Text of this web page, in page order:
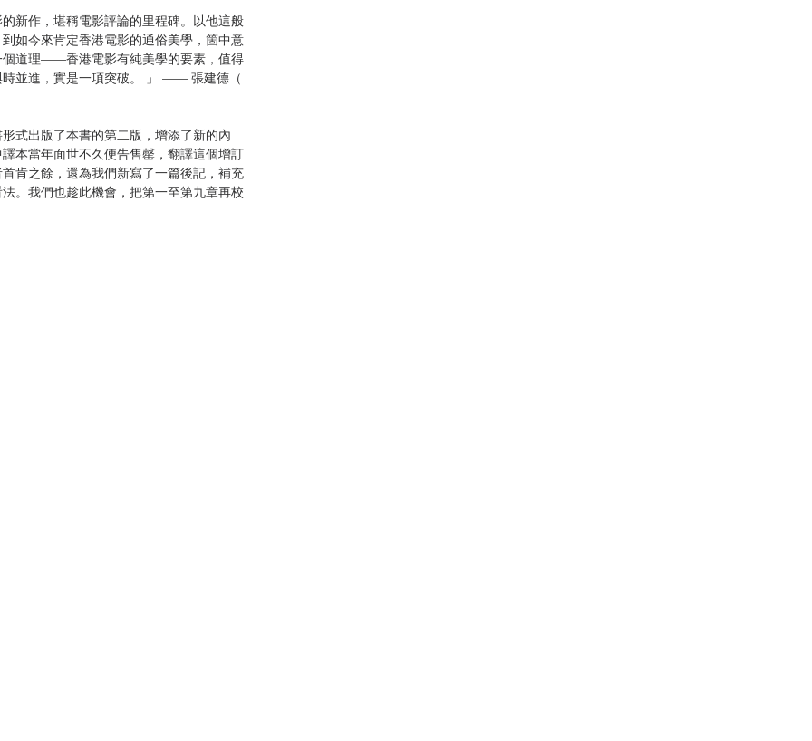
新作，堪稱電影評論的里程碑。以他這般
如今來肯定香港電影的通俗美學，箇中意
個道理——香港電影有純美學的要素，值得
並進，實是一項突破。 」 —— 張建德（
式出版了本書的第二版，增添了新的內
本當年面世不久便告售罄，翻譯這個增訂
肯之餘，還為我們新寫了一篇後記，補充
。我們也趁此機會，把第一至第九章再校